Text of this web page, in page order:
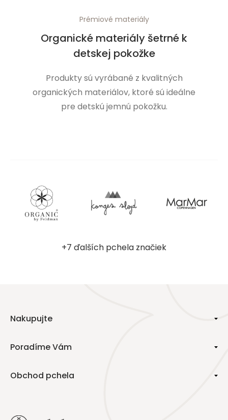
Prémiové materiály
Organické materiály šetrné k
detskej pokožke
Produkty sú vyrábané z kvalitných
organických materiálov, ktoré sú ideálne
pre detskú jemnú pokožku.
+7 ďalších pchela značiek
Nakupujte
Poradíme Vám
Obchod pchela